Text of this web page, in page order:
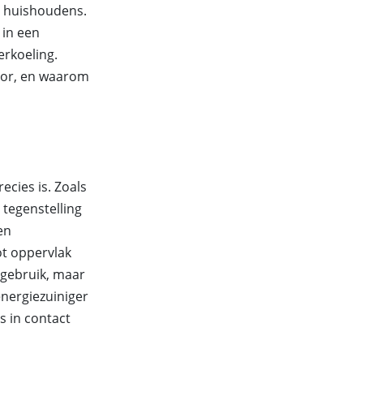
een
en waarom
is. Zoals
oppervlak
maar
in contact